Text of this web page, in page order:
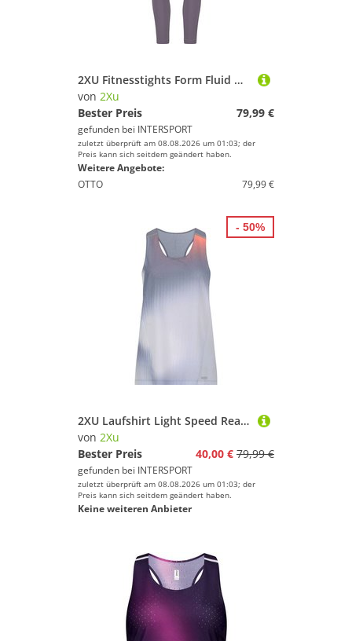
2XU Fitnesstights Form Fluid Hi-Rise 7/8
von 2Xu
Bester Preis
79,99 €
gefunden bei INTERSPORT
zuletzt überprüft am 08.08.2026 um 01:03; der
Preis kann sich seitdem geändert haben.
Weitere Angebote:
OTTO
79,99 €
2XU Laufshirt Light Speed React Singlet
von 2Xu
Bester Preis
40,00 € 79,99 €
gefunden bei INTERSPORT
zuletzt überprüft am 08.08.2026 um 01:03; der
Preis kann sich seitdem geändert haben.
Keine weiteren Anbieter
- 50%